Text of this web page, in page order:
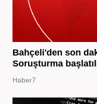
Bahçeli'den son
Soruşturma
Haber7